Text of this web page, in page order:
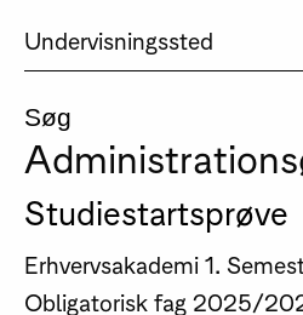
Søg
Studiestartsprøve
Erhvervsakademi 1.
Obligatorisk fag 2025/